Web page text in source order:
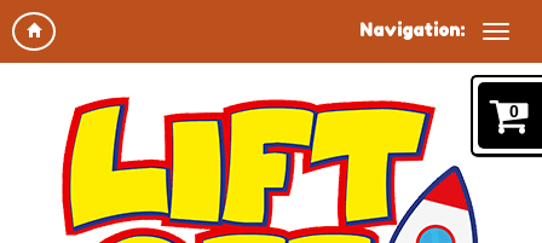
Navigation:
0